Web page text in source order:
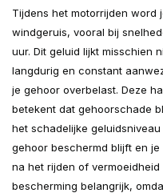
Tijdens het motorrijden word
windgeruis, vooral bij
uur. Dit geluid lijkt misschien
langdurig en constant
je gehoor overbelast. Deze
betekent dat gehoorschade
het schadelijke
gehoor beschermd blijft en
na het rijden of
bescherming belangrijk,